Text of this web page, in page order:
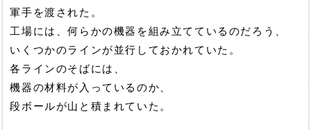
軍手を渡された。
工場には、何らかの機器を組み立てているのだろう、
いくつかのラインが並行しておかれていた。
各ラインのそばには、
機器の材料が入っているのか、
段ボールが山と積まれていた。